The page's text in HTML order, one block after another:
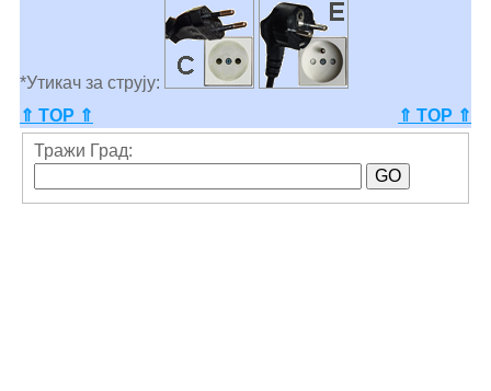
*Утикач за струју:
⇑ TOP ⇑
⇑ TOP ⇑
Тражи Град: